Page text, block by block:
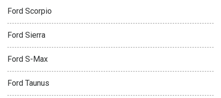
Ford Scorpio
Ford Sierra
Ford S-Max
Ford Taunus